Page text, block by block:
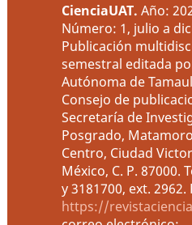
CienciaUAT. Año:
Número: 1, julio a
Publicación
semestral editada
Autónoma de
Consejo de
Secretaría de
Posgrado,
Centro, Ciudad
México, C. P. 87000.
y 3181700, ext.
https://